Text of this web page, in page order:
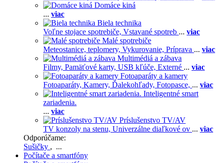
Domáce kiná
... viac
Biela technika
Voľne stojace spotrebiče, Vstavané spotreb ... viac
Malé spotrebiče
Meteostanice, teplomery, Vykurovanie, Príprava ... viac
Multimédiá a zábava
Filmy, Pamäťové karty, USB kľúče, Externé ... viac
Fotoaparáty a kamery
Fotoaparáty, Kamery, Ďalekohľady, Fotopasce, ... viac
Inteligentné smart
zariadenia.
... viac
Príslušenstvo TV/AV
TV konzoly na stenu, Univerzálne diaľkové ov ... viac
Odporúčame:
Sušičky , ...
Počítače a smartfóny